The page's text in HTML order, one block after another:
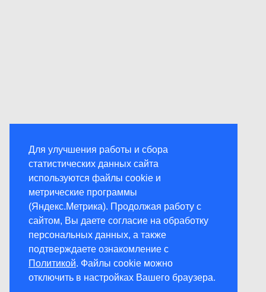
Для улучшения работы и сбора
статистических данных сайта
используются файлы cookie и
метрические программы
(Яндекс.Метрика). Продолжая работу с
сайтом, Вы даете согласие на обработку
персональных данных, а также
подтверждаете ознакомление с
Политикой. Файлы cookie можно
отключить в настройках Вашего браузера.